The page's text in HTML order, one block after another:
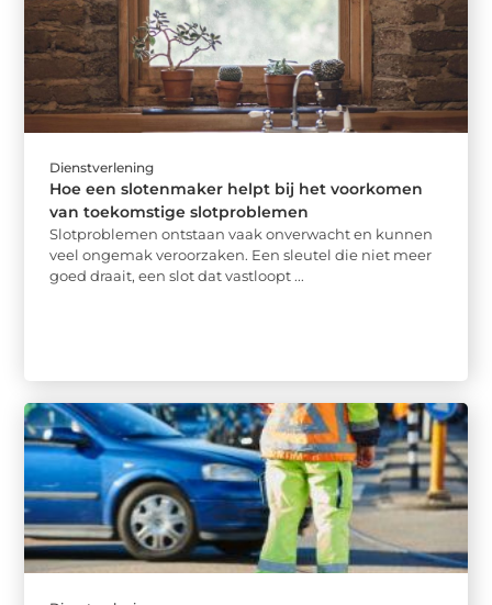
Dienstverlening
Hoe een slotenmaker helpt bij het voorkomen
van toekomstige slotproblemen
Slotproblemen ontstaan vaak onverwacht en kunnen
veel ongemak veroorzaken. Een sleutel die niet meer
goed draait, een slot dat vastloopt ...